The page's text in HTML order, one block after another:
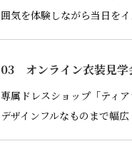
囲気を体験しながら当日を
03 オンライン衣装見学
専属ドレスショップ「ティ
デザインフルなものまで幅